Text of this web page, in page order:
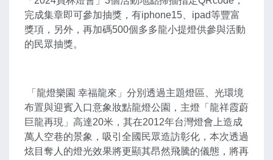
完成集章即可參加抽獎，有iphone15、ipad等豐富
獎項，另外，再加碼500個多多龍小提燈供參與活動
的民眾抽獎。
「龍燈樂園 幸福龍來」分別透過主題燈區、光環境
布置與迎賓入口意象妝點龍燈公園，主燈「龍祥霞蔚
巨龍再現」高達20米，其在2012年台灣燈會上造成
萬人空巷的景象，吸引全國民眾造訪彰化，本次透過
炫目奪人的燈光效果將更顯其昂然飛騰的儀態，將再